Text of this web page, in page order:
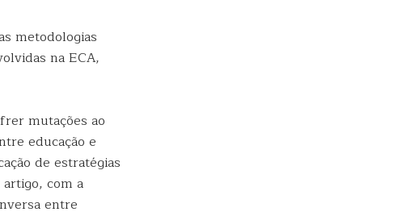
metodologias
na ECA,
mutações ao
educação e
de estratégias
com a
entre